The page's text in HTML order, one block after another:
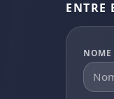
ENTRE
NOME